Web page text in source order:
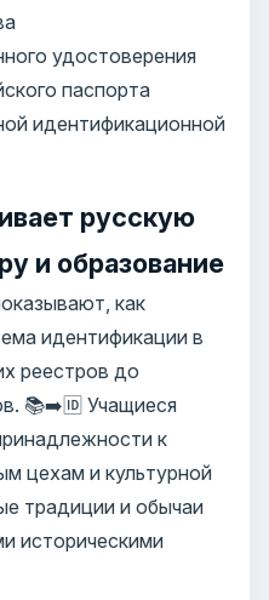
удостоверения
паспорта
идентификационной
русскую
и образование
как
идентификации в
реестров до
📚➡️🆔 Учащиеся
к
цехам и культурной
традиции и обычаи
историческими